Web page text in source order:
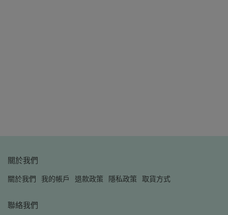
關於我們
關於我們 我的帳戶 退款政策 隱私政策 取貨方式
聯絡我們